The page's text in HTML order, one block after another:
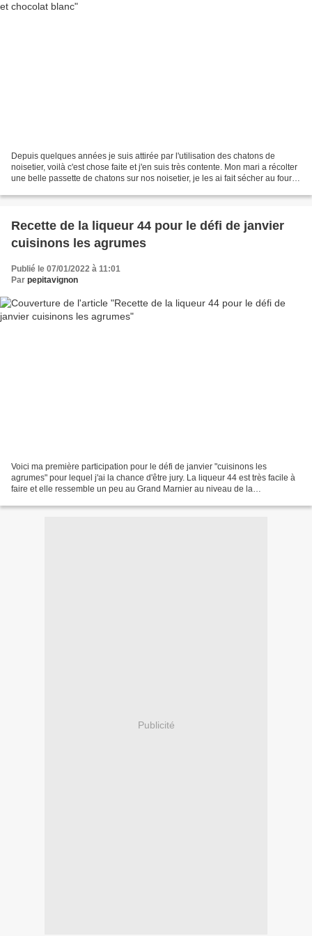
Depuis quelques années je suis attirée par l'utilisation des chatons de
noisetier, voilà c'est chose faite et j'en suis très contente. Mon mari a récolter
une belle passette de chatons sur nos noisetier, je les ai fait sécher au four à
Recette de la liqueur 44 pour le défi de janvier
cuisinons les agrumes
Publié le 07/01/2022 à 11:01
Par pepitavignon
Voici ma première participation pour le défi de janvier "cuisinons les
agrumes" pour lequel j'ai la chance d'être jury. La liqueur 44 est très facile à
faire et elle ressemble un peu au Grand Marnier au niveau de la
Publicité